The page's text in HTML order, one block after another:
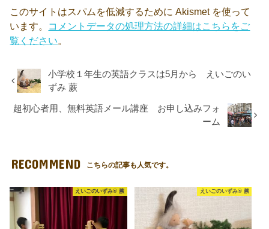
このサイトはスパムを低減するために Akismet を使って
います。 コメントデータの処理方法の詳細はこちらをご
覧ください。
小学校１年生の英語クラスは5月から えいごのい
ずみ 蕨
超初心者用、無料英語メール講座 お申し込みフォ
ーム
RECOMMEND こちらの記事も人気です。
えいごのいずみ® 蕨 えいごのいずみ® 蕨